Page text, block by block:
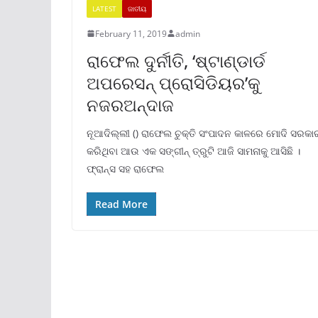
LATEST ଜାତୀୟ
February 11, 2019 admin
ରାଫେଲ ଦୁର୍ନୀତି, ‘ଷ୍ଟାଣ୍ଡାର୍ଡ
ଅପରେସନ୍ ପ୍ରୋସିଡିୟର’କୁ
ନଜରଅନ୍ଦାଜ
ନୂଆଦିଲ୍ଲୀ () ରାଫେଲ ଚୁକ୍ତି ସଂପାଦନ କାଳରେ ମୋଦି
କରିଥିବା ଆଉ ଏକ ସଙ୍ଗୀନ୍ ତ୍ରୁଟି ଆଜି ସାମନାକୁ ଆସିଛି ।
ଫ୍ରାନ୍ସ ସହ ରାଫେଲ
Read More